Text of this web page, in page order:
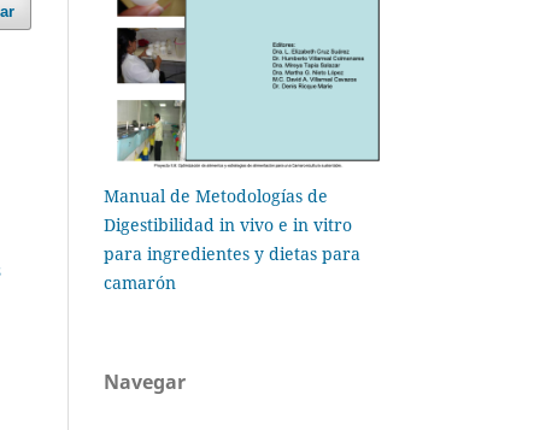
Manual de Metodologías de
Digestibilidad in vivo e in vitro
para ingredientes y dietas para
camarón
Navegar